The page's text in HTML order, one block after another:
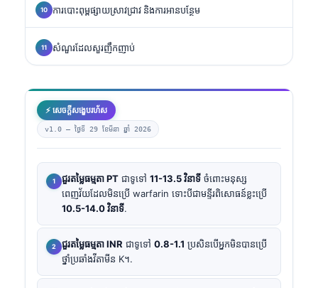
ការបោះពុម្ពផ្សាយស្រាវជ្រាវ និងការអានបន្ថែម
សំណួរដែលសួរញឹកញាប់
⚡ សេចក្តីសង្ខេបរហ័ស
v1.0 — ថ្ងៃទី 29 ខែមីនា ឆ្នាំ 2026
ជួរតម្លៃធម្មតា PT ជាទូទៅ 11-13.5 វិនាទី ចំពោះមនុស្ស
ពេញវ័យដែលមិនប្រើ warfarin ទោះបីជាមន្ទីរពិសោធន៍ខ្លះប្រើ
10.5-14.0 វិនាទី.
ជួរតម្លៃធម្មតា INR ជាទូទៅ 0.8-1.1 ប្រសិនបើអ្នកមិនបានប្រើ
ថ្នាំប្រឆាំងវីតាមីន K។.